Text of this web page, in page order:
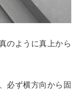
のように真上から
必ず横方向から固